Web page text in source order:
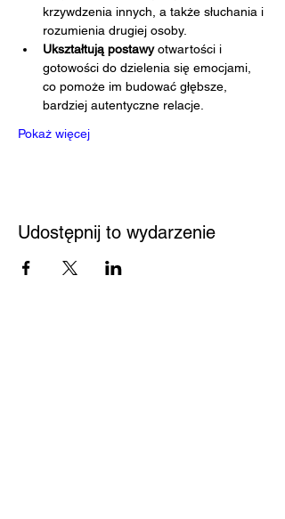
krzywdzenia innych, a także słuchania i
rozumienia drugiej osoby.
Ukształtują postawy otwartości i
gotowości do dzielenia się emocjami,
co pomoże im budować głębsze,
bardziej autentyczne relacje.
Pokaż więcej
Udostępnij to wydarzenie